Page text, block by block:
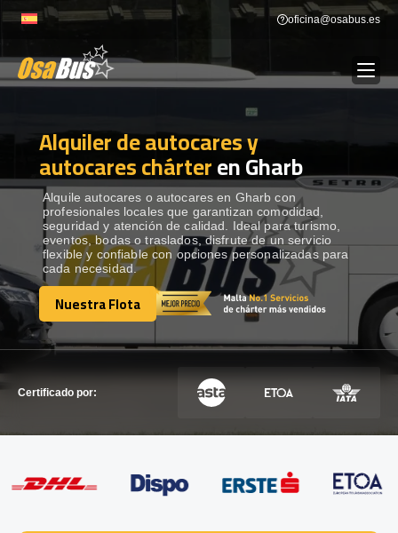
to
oficina@osabus.es
ALQUILER DE AUTOCARES
DESTINOS Show dropdown
RECORRIDAS Show dropdown
FLOTA
Alquiler de autocares y
autocares chárteren Gharb
Alquile autocares o autocares en Gharb con
profesionales locales que garantizan comodidad,
seguridad y atención de calidad. Ideal para turismo,
eventos, bodas o traslados, disfrute de un servicio
flexible y confiable con opciones personalizadas para
cada necesidad.
Nuestra Flota
Nuestra Flota
Certificado por: